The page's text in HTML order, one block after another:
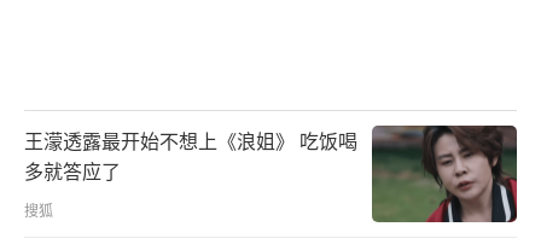
王濛透露最开始不想上《浪姐》 吃饭喝
多就答应了
搜狐